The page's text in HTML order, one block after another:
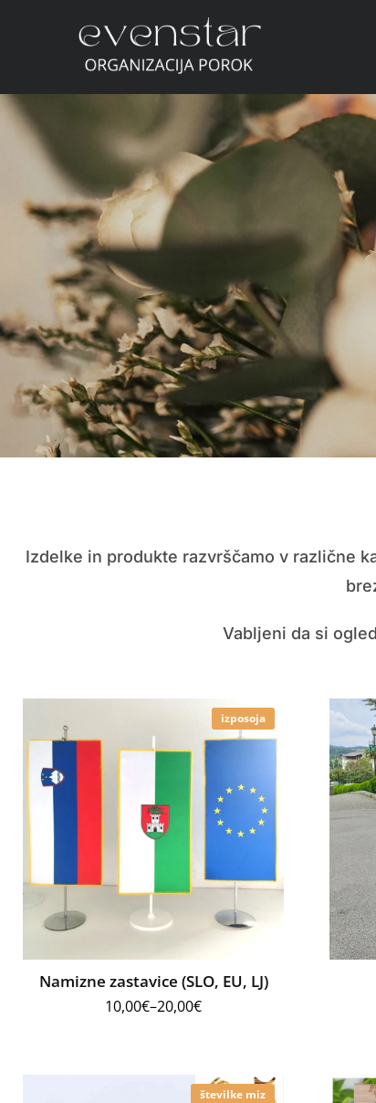
Izdelke in produkte razvrščamo v različne
Vabljeni da si
izposoja
Namizne zastavice (SLO, EU, LJ)
10,00€–20,00€
številke miz